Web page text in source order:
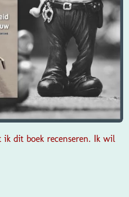
ik dit boek recenseren. Ik wil